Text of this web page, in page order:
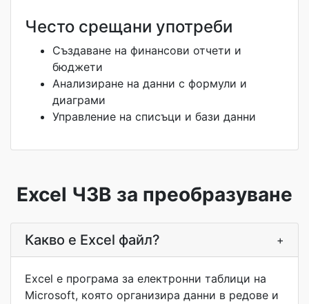
Често срещани употреби
Създаване на финансови отчети и
бюджети
Анализиране на данни с формули и
диаграми
Управление на списъци и бази данни
Excel ЧЗВ за преобразуване
Какво е Excel файл? +
Excel е програма за електронни таблици на
Microsoft, която организира данни в редове и